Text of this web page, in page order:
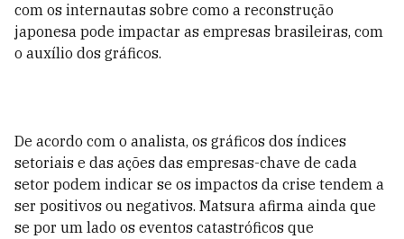
com os internautas sobre como a reconstrução
japonesa pode impactar as empresas brasileiras, com
o auxílio dos gráficos.
De acordo com o analista, os gráficos dos índices
setoriais e das ações das empresas-chave de cada
setor podem indicar se os impactos da crise tendem a
ser positivos ou negativos. Matsura afirma ainda que
se por um lado os eventos catastróficos que